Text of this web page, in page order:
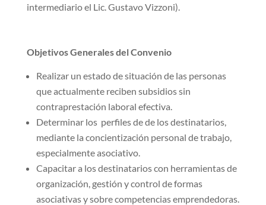
intermediario el Lic. Gustavo Vizzoni).
Objetivos Generales del Convenio
Realizar un estado de situación de las personas
que actualmente reciben subsidios sin
contraprestación laboral efectiva.
Determinar los perfiles de de los destinatarios,
mediante la concientización personal de trabajo,
especialmente asociativo.
Capacitar a los destinatarios con herramientas de
organización, gestión y control de formas
asociativas y sobre competencias emprendedoras.